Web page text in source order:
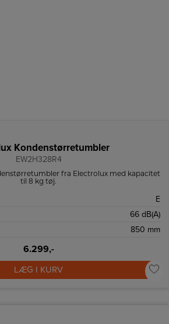
Kondenstørretumbler
EW2H328R4
fra Electrolux med kapacitet
til 8 kg tøj.
E
66 dB(A)
850 mm
6.299,-
LÆG I KURV